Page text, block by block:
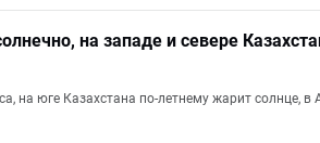
на западе и севере
на юге Казахстана по-летнему жарит солнце,